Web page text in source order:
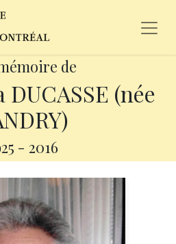
de
(née
- 2016